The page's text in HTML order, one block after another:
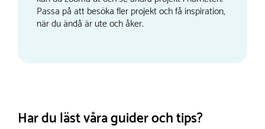
Passa på att besöka fler projekt och få inspiration,
när du ändå är ute och åker.
Har du läst våra guider och tips?